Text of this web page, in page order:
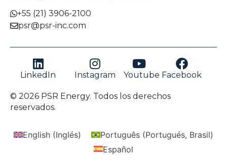
+55 (21) 3906-2100
psr@psr-inc.com
LinkedIn Instagram Youtube Facebook
© 2026 PSR Energy. Todos los derechos
reservados.
English (Inglés) Português (Portugués, Brasil)
Español